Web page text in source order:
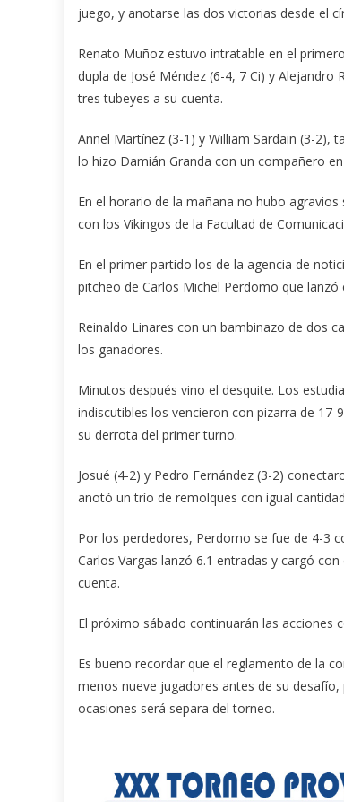
juego, y anotarse las dos victorias desde el
Renato Muñoz estuvo intratable en el
dupla de José Méndez (6-4, 7 Ci) y
tres tubeyes a su cuenta.
Annel Martínez (3-1) y William Sardain (3-2),
lo hizo Damián Granda con un compañero
En el horario de la mañana no hubo
con los Vikingos de la Facultad de
En el primer partido los de la agencia de
pitcheo de Carlos Michel Perdomo que
Reinaldo Linares con un bambinazo de dos
los ganadores.
Minutos después vino el desquite. Los
indiscutibles los vencieron con pizarra de
su derrota del primer turno.
Josué (4-2) y Pedro Fernández (3-2)
anotó un trío de remolques con igual
Por los perdedores, Perdomo se fue de 4-3
Carlos Vargas lanzó 6.1 entradas y cargó
cuenta.
El próximo sábado continuarán las acciones
Es bueno recordar que el reglamento de la
menos nueve jugadores antes de su
ocasiones será separa del torneo.